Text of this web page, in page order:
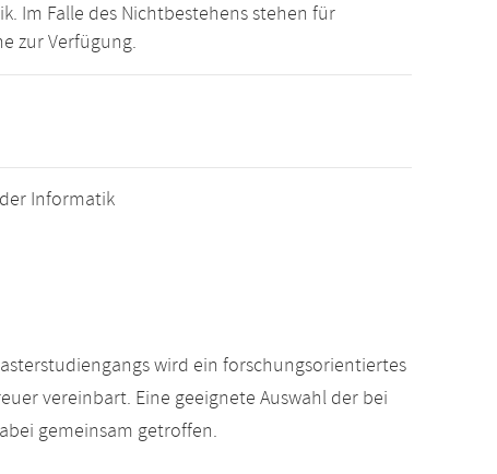
Im Falle des Nichtbestehens stehen für
zur Verfügung.
Informatik
wird ein forschungsorientiertes
vereinbart. Eine geeignete Auswahl der bei
gemeinsam getroffen.